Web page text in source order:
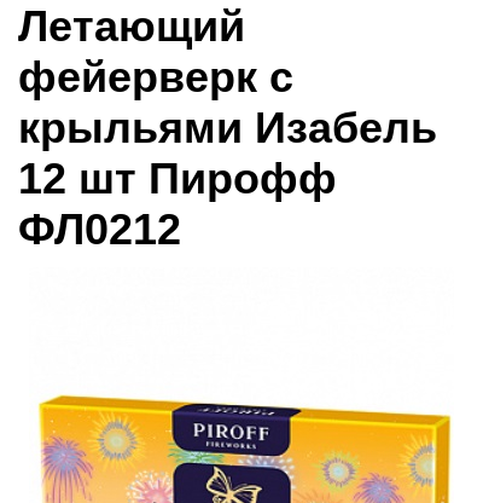
Летающий
фейерверк с
крыльями Изабель
12 шт Пирофф
ФЛ0212